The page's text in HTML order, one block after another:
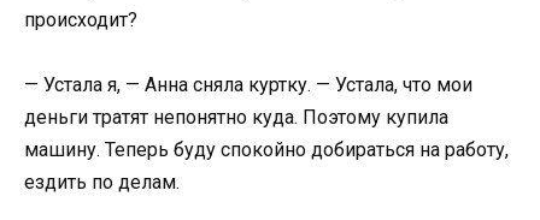
происходит?
— Устала я, — Анна сняла куртку. — Устала, что мои
деньги тратят непонятно куда. Поэтому купила
машину. Теперь буду спокойно добираться на работу,
ездить по делам.